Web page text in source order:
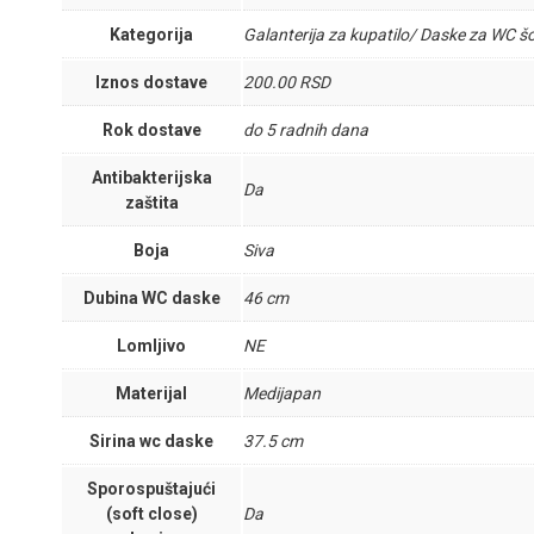
Kategorija Galanterija za kupatilo/ Daske za WC
Iznos dostave 200.00 RSD
Rok dostave do 5 radnih dana
Antibakterijska
zaštita
Da
Boja Siva
Dubina WC daske 46 cm
Lomljivo NE
Materijal Medijapan
Sirina wc daske 37.5 cm
Sporospuštajući
(soft close)
Da